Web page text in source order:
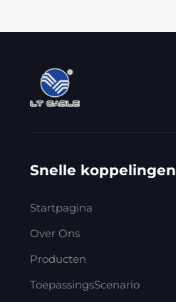
Snelle koppelingen
Startpagina
Over Ons
Producten
ToepassingsScenario